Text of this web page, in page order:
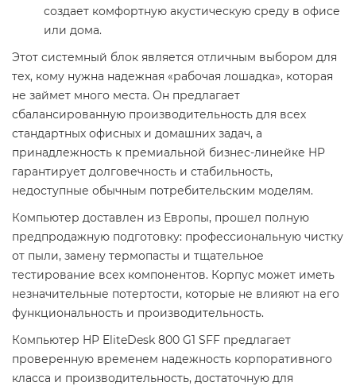
создает комфортную акустическую среду в офисе
или дома.
Этот системный блок является отличным выбором для
тех, кому нужна надежная «рабочая лошадка», которая
не займет много места. Он предлагает
сбалансированную производительность для всех
стандартных офисных и домашних задач, а
принадлежность к премиальной бизнес-линейке HP
гарантирует долговечность и стабильность,
недоступные обычным потребительским моделям.
Компьютер доставлен из Европы, прошел полную
предпродажную подготовку: профессиональную чистку
от пыли, замену термопасты и тщательное
тестирование всех компонентов. Корпус может иметь
незначительные потертости, которые не влияют на его
функциональность и производительность.
Компьютер HP EliteDesk 800 G1 SFF предлагает
проверенную временем надежность корпоративного
класса и производительность, достаточную для